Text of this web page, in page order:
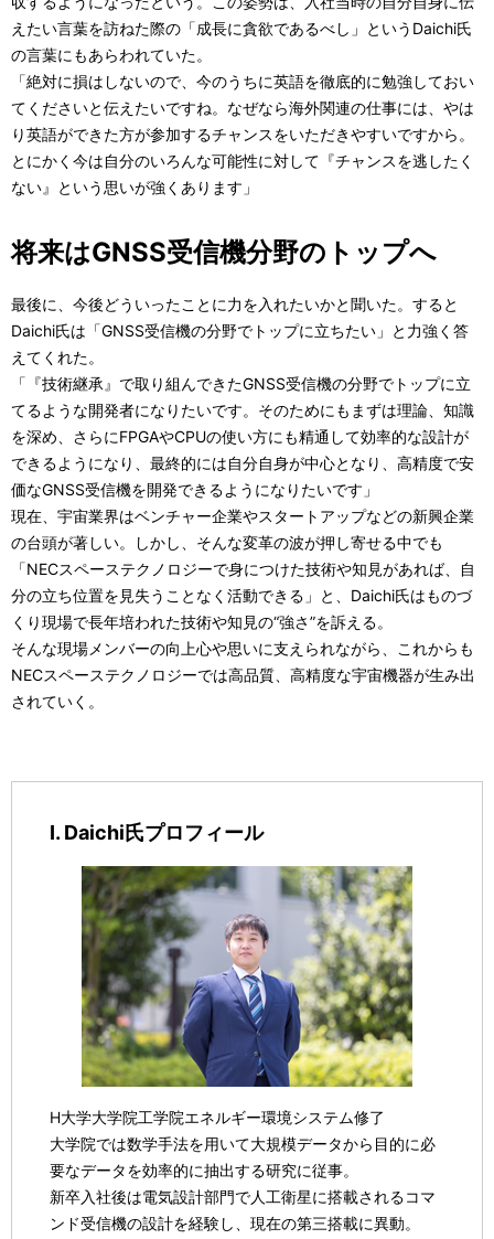
えたい言葉を訪ねた際の「成長に貪欲であるべし」というDaichi氏
の言葉にもあらわれていた。
「絶対に損はしないので、今のうちに英語を徹底的に勉強しておい
てくださいと伝えたいですね。なぜなら海外関連の仕事には、やは
り英語ができた方が参加するチャンスをいただきやすいですから。
とにかく今は自分のいろんな可能性に対して『チャンスを逃したく
ない』という思いが強くあります」
将来はGNSS受信機分野のトップへ
最後に、今後どういったことに力を入れたいかと聞いた。すると
Daichi氏は「GNSS受信機の分野でトップに立ちたい」と力強く答
えてくれた。
「『技術継承』で取り組んできたGNSS受信機の分野でトップに立
てるような開発者になりたいです。そのためにもまずは理論、知識
を深め、さらにFPGAやCPUの使い方にも精通して効率的な設計が
できるようになり、最終的には自分自身が中心となり、高精度で安
価なGNSS受信機を開発できるようになりたいです」
現在、宇宙業界はベンチャー企業やスタートアップなどの新興企業
の台頭が著しい。しかし、そんな変革の波が押し寄せる中でも
「NECスペーステクノロジーで身につけた技術や知見があれば、自
分の立ち位置を見失うことなく活動できる」と、Daichi氏はものづ
くり現場で長年培われた技術や知見の“強さ”を訴える。
そんな現場メンバーの向上心や思いに支えられながら、これからも
NECスペーステクノロジーでは高品質、高精度な宇宙機器が生み出
されていく。
I. Daichi氏プロフィール
H大学大学院工学院エネルギー環境システム修了
大学院では数学手法を用いて大規模データから目的に必
要なデータを効率的に抽出する研究に従事。
新卒入社後は電気設計部門で人工衛星に搭載されるコマ
ンド受信機の設計を経験し、現在の第三搭載に異動。